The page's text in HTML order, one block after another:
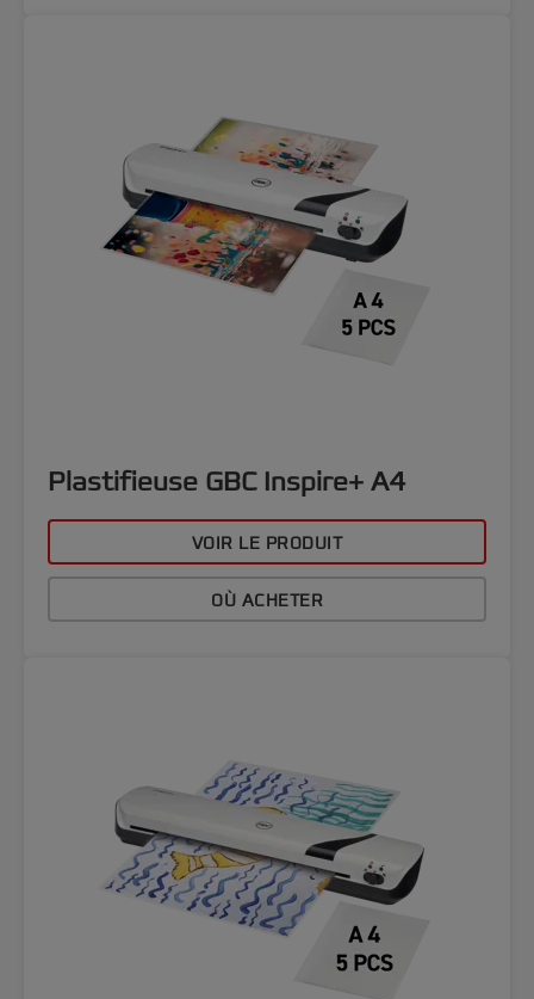
Plastifieuse GBC Inspire+ A4
VOIR LE PRODUIT
OÙ ACHETER